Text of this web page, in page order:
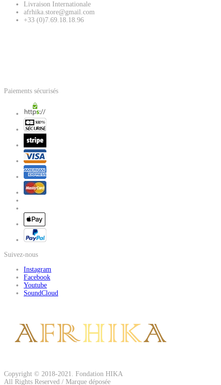
Livraison Internationale
afrhika.store@gmail.com
+33 (0)7.69.18.18.96
Paiements sécurisés
Suivez-nous
Instagram
Facebook
Youtube
SoundCloud
Copyright © 2018-2021. Fondation HIKA
All Rights Reserved / Marque déposée